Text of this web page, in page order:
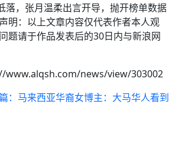
，张月温柔出言开导，抛开榜单数据
明：以上文章内容仅代表作者本人观
题请于作品发表后的30日内与新浪网
www.alqsh.com/news/view/303002
马来西亚华裔女博主：大马华人看到